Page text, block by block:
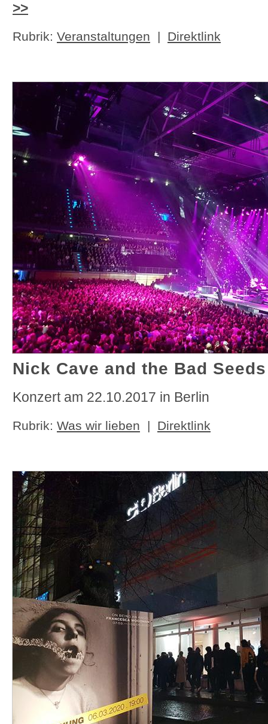
>>
Rubrik: Veranstaltungen | Direktlink
Nick Cave and the Bad Seeds
Konzert am 22.10.2017 in Berlin
Rubrik: Was wir lieben | Direktlink